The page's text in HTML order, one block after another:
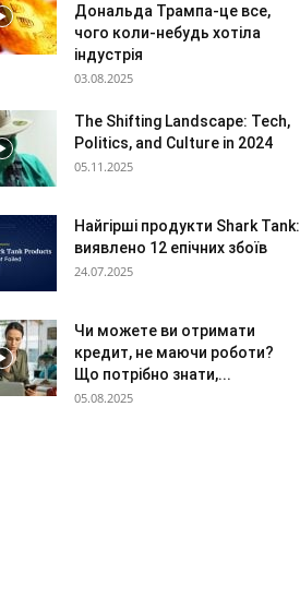
Дональда Трампа-це все,
чого коли-небудь хотіла
індустрія
03.08.2025
The Shifting Landscape: Tech,
Politics, and Culture in 2024
05.11.2025
Найгірші продукти Shark Tank:
виявлено 12 епічних збоїв
24.07.2025
Чи можете ви отримати
кредит, не маючи роботи?
Що потрібно знати,...
05.08.2025